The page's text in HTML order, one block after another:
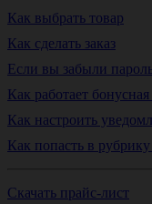
Как выбрать товар
Как сделать заказ
Если вы забыли
Как работает
Как настроить
Как попасть в
Скачать прайс-лист